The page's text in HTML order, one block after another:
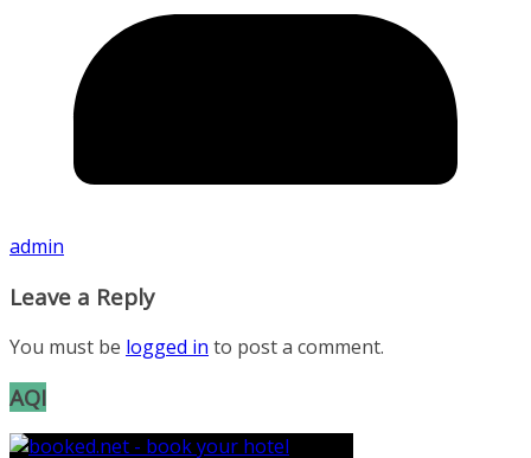
admin
Leave a Reply
You must be logged in to post a comment.
AQI